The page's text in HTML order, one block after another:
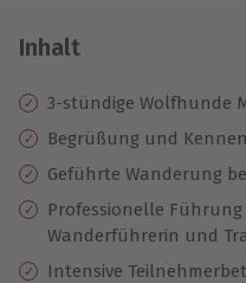
Jeder Gutschein für
10 Jahre gültig &
Inhalt
3-stündige Wolfhunde
Begrüßung und
Geführte Wanderung
Professionelle
Wanderführerin und
Intensive